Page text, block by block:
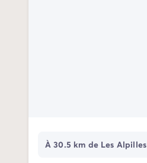
Camping Espagne
À 30.5 km de Les Alpilles